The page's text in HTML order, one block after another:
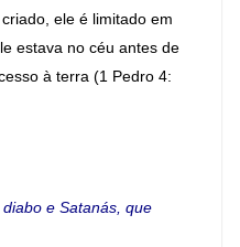
ele é limitado em
estava no céu antes de
à terra (1 Pedro 4:
e Satanás, que